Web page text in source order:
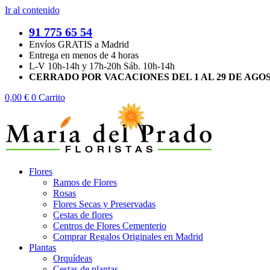
Ir al contenido
91 775 65 54
Envíos GRATIS a Madrid
Entrega en menos de 4 horas
L-V 10h-14h y 17h-20h Sáb. 10h-14h
CERRADO POR VACACIONES DEL 1 AL 29 DE
0,00 € 0 Carrito
Flores
Ramos de Flores
Rosas
Flores Secas y Preservadas
Cestas de flores
Centros de Flores Cementerio
Comprar Regalos Originales en Madrid
Plantas
Orquídeas